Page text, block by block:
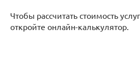
Чтобы рассчитать стоимость
откройте онлайн-калькулятор.